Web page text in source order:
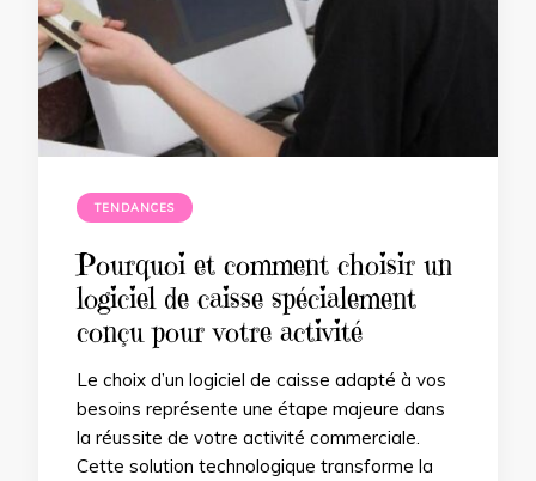
TENDANCES
Pourquoi et comment choisir un
logiciel de caisse spécialement
conçu pour votre activité
Le choix d’un logiciel de caisse adapté à vos
besoins représente une étape majeure dans
la réussite de votre activité commerciale.
Cette solution technologique transforme la